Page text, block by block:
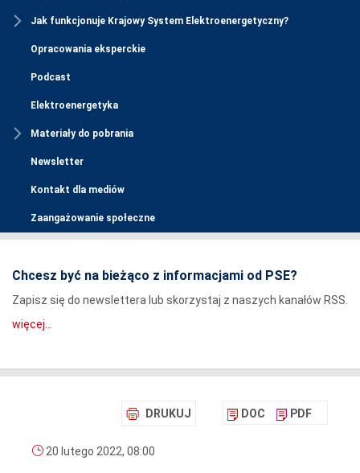
Jak funkcjonuje Krajowy System Elektroenergetyczny?
Opracowania eksperckie
Podcast
Elektroenergetyka
Materiały do pobrania
Newsletter
Kontakt dla mediów
Zaangażowanie społeczne
Chcesz być na bieżąco z informacjami od PSE?
Zapisz się do newslettera lub skorzystaj z naszych kanałów RSS.
więcej...
DRUKUJ DOC PDF
20 lutego 2022, 08:00